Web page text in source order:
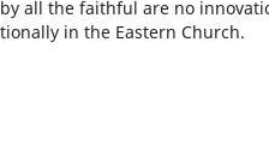
all the faithful are no
in the Eastern Church.